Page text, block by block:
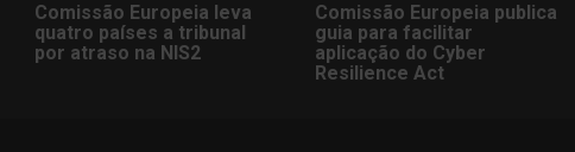
Comissão Europeia leva
quatro países a tribunal
por atraso na NIS2
Comissão Europeia publica
guia para facilitar
aplicação do Cyber
Resilience Act